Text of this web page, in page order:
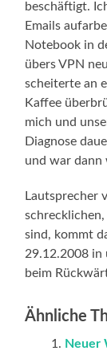
beschäftigt.
Emails
Notebook in
übers VPN
scheiterte an
Kaffee
mich und
Diagnose
und war dann
Lautsprecher
sind, kommt
29.12.2008 in
beim
Ähnliche
Neuer